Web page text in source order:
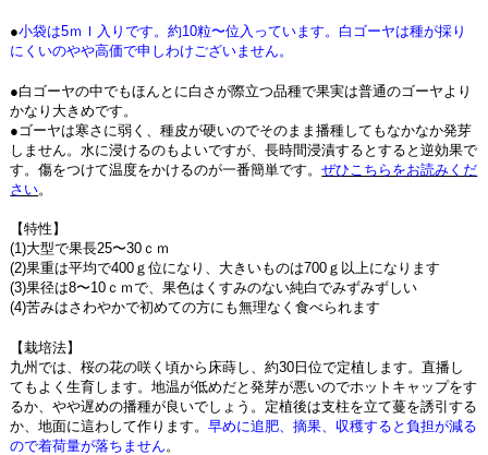
●小袋は5ｍｌ入りです。約10粒〜位入っています。白ゴーヤは種が採り
にくいのやや高価で申しわけございません。
●白ゴーヤの中でもほんとに白さが際立つ品種で果実は普通のゴーヤより
かなり大きめです。
●ゴーヤは寒さに弱く、種皮が硬いのでそのまま播種してもなかなか発芽
しません。水に浸けるのもよいですが、長時間浸漬するとすると逆効果で
す。傷をつけて温度をかけるのが一番簡単です。ぜひこちらをお読みくだ
さい。
【特性】
(1)大型で果長25〜30ｃｍ
(2)果重は平均で400ｇ位になり、大きいものは700ｇ以上になります
(3)果径は8〜10ｃｍで、果色はくすみのない純白でみずみずしい
(4)苦みはさわやかで初めての方にも無理なく食べられます
【栽培法】
九州では、桜の花の咲く頃から床蒔し、約30日位で定植します。直播し
てもよく生育します。地温が低めだと発芽が悪いのでホットキャップをす
るか、やや遅めの播種が良いでしょう。定植後は支柱を立て蔓を誘引する
か、地面に這わして作ります。早めに追肥、摘果、収穫すると負担が減る
ので着荷量が落ちません 。